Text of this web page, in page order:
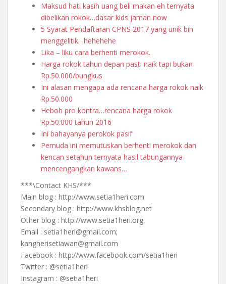
Maksud hati kasih uang beli makan eh ternyata
dibelikan rokok…dasar kids jaman now
5 Syarat Pendaftaran CPNS 2017 yang unik bin
menggelitik…hehehehe
Lika – liku cara berhenti merokok.
Harga rokok tahun depan pasti naik tapi bukan
Rp.50.000/bungkus
Ini alasan mengapa ada rencana harga rokok naik
Rp.50.000
Heboh pro kontra…rencana harga rokok
Rp.50.000 tahun 2016
Ini bahayanya perokok pasif
Pemuda ini memutuskan berhenti merokok dan
kencan setahun ternyata hasil tabungannya
mencengangkan kawans…
***\Contact KHS/***
Main blog : http://www.setia1heri.com
Secondary blog : http://www.khsblog.net
Other blog : http://www.setia1heri.org
Email : setia1heri@gmail.com;
kangherisetiawan@gmail.com
Facebook : http://www.facebook.com/setia1heri
Twitter : @setia1heri
Instagram : @setia1heri